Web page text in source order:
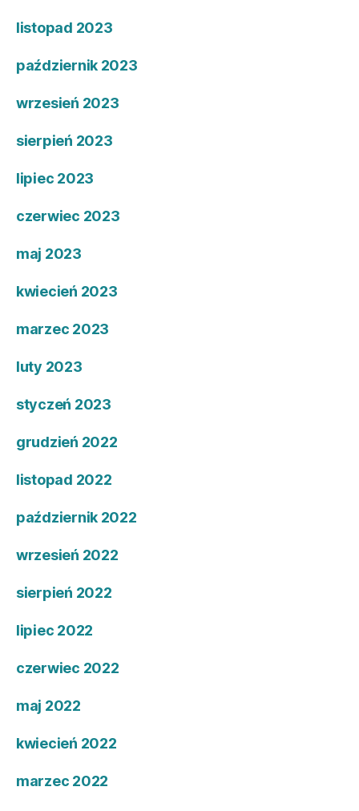
listopad 2023
październik 2023
wrzesień 2023
sierpień 2023
lipiec 2023
czerwiec 2023
maj 2023
kwiecień 2023
marzec 2023
luty 2023
styczeń 2023
grudzień 2022
listopad 2022
październik 2022
wrzesień 2022
sierpień 2022
lipiec 2022
czerwiec 2022
maj 2022
kwiecień 2022
marzec 2022